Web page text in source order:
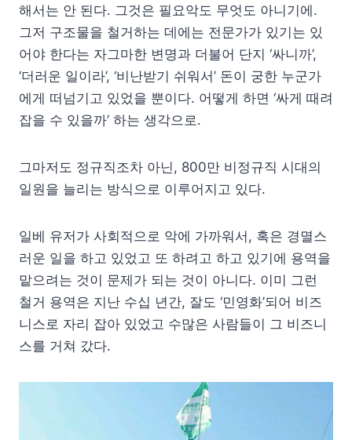
해서는 안 된다. 그것은 필요악도 무엇도 아니기에.
그저 구조물을 철거하는 데에는 전문가가 있기는 있
어야 한다는 자그마한 변명과 더불어 단지 ‘싸니까’,
‘더러운 일이라’, ‘비난받기 쉬워서’ 돈이 궁한 누군가
에게 떠넘기고 있었을 뿐이다. 어떻게 하면 ‘싸게 때려
잡을 수 있을까’ 하는 생각으로.
그마저도 정규직조차 아닌, 800만 비정규직 시대의
일원을 늘리는 방식으로 이루어지고 있다.
일베 유저가 사회적으로 악에 가까워서, 혹은 경멸스
러운 일을 하고 있었고 또 하려고 하고 있기에 용역을
맡으려는 것이 문제가 되는 것이 아니다. 이미 그런
철거 용역은 지난 수십 년간, 잘도 ‘민영화’되어 비즈
니스로 자리 잡아 있었고 수많은 사람들이 그 비즈니
스를 거쳐 갔다.